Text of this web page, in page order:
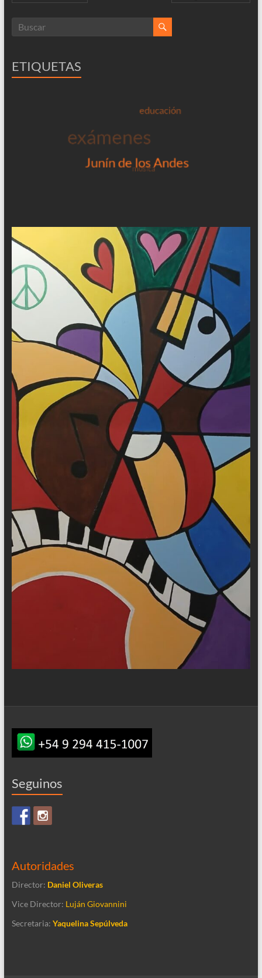
ETIQUETAS
Seguinos
Autoridades
Director: Daniel Oliveras
Vice Director: Luján Giovannini
Secretaria: Yaquelina Sepúlveda